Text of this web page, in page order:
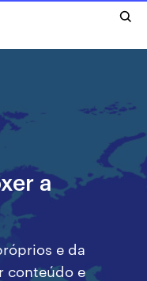
a
e da
conteúdo e